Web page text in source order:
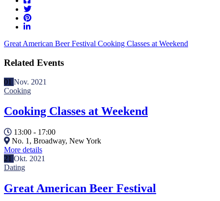
Great American Beer Festival Cooking Classes at Weekend
Related Events
01 Nov. 2021
Cooking
Cooking Classes at Weekend
13:00 - 17:00
No. 1, Broadway, New York
More details
21 Okt. 2021
Dating
Great American Beer Festival